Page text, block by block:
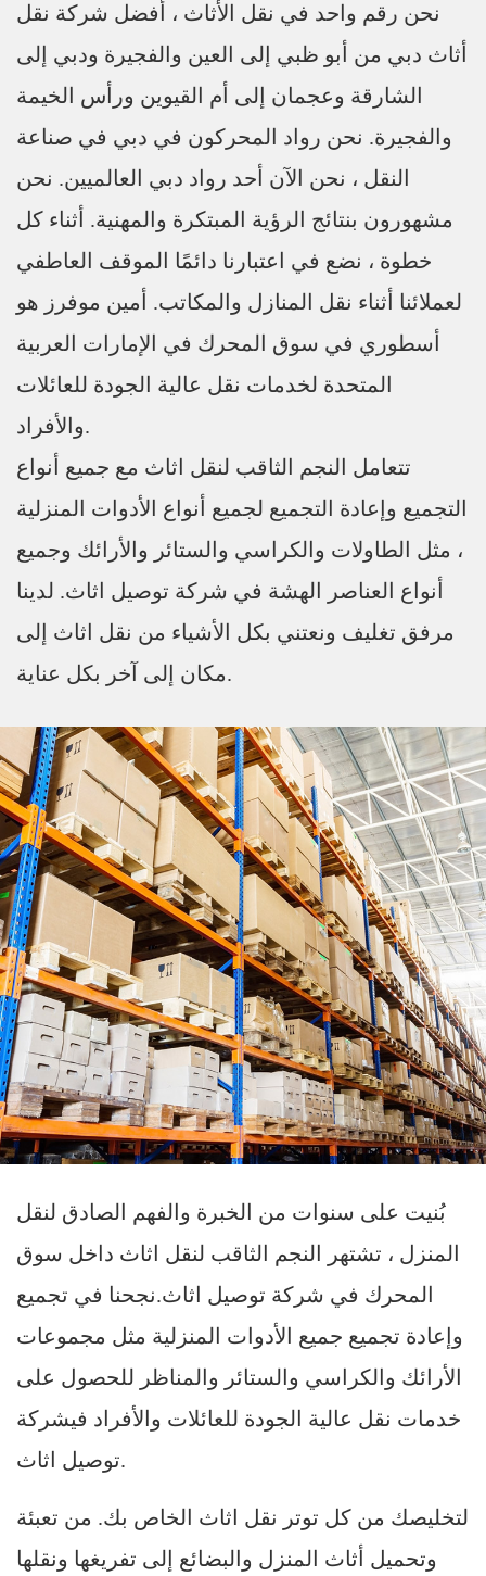
نحن رقم واحد في نقل الأثاث ، أفضل شركة نقل
أثاث دبي من أبو ظبي إلى العين والفجيرة ودبي إلى
الشارقة وعجمان إلى أم القيوين ورأس الخيمة
والفجيرة. نحن رواد المحركون في دبي في صناعة
النقل ، نحن الآن أحد رواد دبي العالميين. نحن
مشهورون بنتائج الرؤية المبتكرة والمهنية. أثناء كل
خطوة ، نضع في اعتبارنا دائمًا الموقف العاطفي
لعملائنا أثناء نقل المنازل والمكاتب. أمين موفرز هو
أسطوري في سوق المحرك في الإمارات العربية
المتحدة لخدمات نقل عالية الجودة للعائلات
والأفراد.
تتعامل النجم الثاقب لنقل اثاث مع جميع أنواع
التجميع وإعادة التجميع لجميع أنواع الأدوات المنزلية
، مثل الطاولات والكراسي والستائر والأرائك وجميع
أنواع العناصر الهشة في شركة توصيل اثاث. لدينا
مرفق تغليف ونعتني بكل الأشياء من نقل اثاث إلى
مكان إلى آخر بكل عناية.
بُنيت على سنوات من الخبرة والفهم الصادق لنقل
المنزل ، تشتهر النجم الثاقب لنقل اثاث داخل سوق
المحرك في شركة توصيل اثاث.نجحنا في تجميع
وإعادة تجميع جميع الأدوات المنزلية مثل مجموعات
الأرائك والكراسي والستائر والمناظر للحصول على
خدمات نقل عالية الجودة للعائلات والأفراد فيشركة
توصيل اثاث.
لتخليصك من كل توتر نقل اثاث الخاص بك. من تعبئة
وتحميل أثاث المنزل والبضائع إلى تفريغها ونقلها